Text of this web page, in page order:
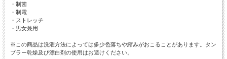
・制菌
・制電
・ストレッチ
・男女兼用
※この商品は洗濯方法によっては多少色落ちや縮みがおこることがあります。タン
ブラー乾燥及び漂白剤の使用はお避けください。